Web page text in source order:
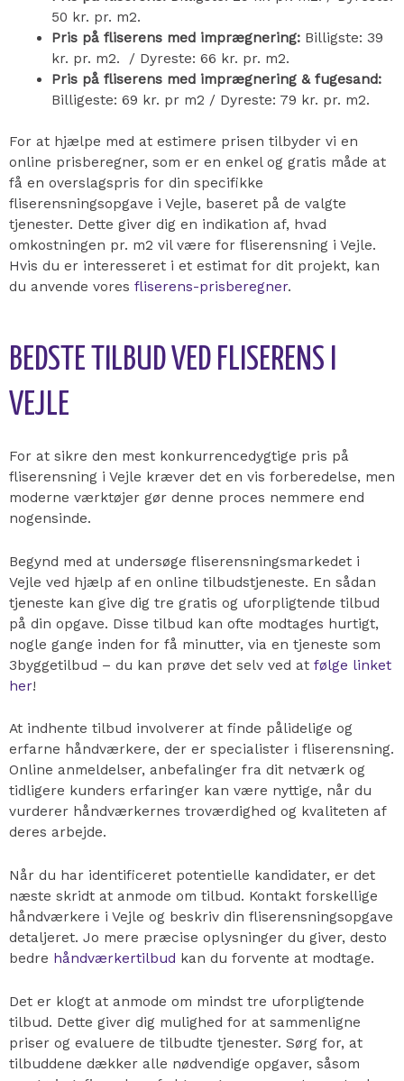
50 kr. pr. m2.
Pris på fliserens med imprægnering: Billigste: 39
kr. pr. m2. / Dyreste: 66 kr. pr. m2.
Pris på fliserens med imprægnering & fugesand:
Billigeste: 69 kr. pr m2 / Dyreste: 79 kr. pr. m2.
For at hjælpe med at estimere prisen tilbyder vi en
online prisberegner, som er en enkel og gratis måde at
få en overslagspris for din specifikke
fliserensningsopgave i Vejle, baseret på de valgte
tjenester. Dette giver dig en indikation af, hvad
omkostningen pr. m2 vil være for fliserensning i Vejle.
Hvis du er interesseret i et estimat for dit projekt, kan
du anvende vores fliserens-prisberegner.
BEDSTE TILBUD VED FLISERENS I
VEJLE
For at sikre den mest konkurrencedygtige pris på
fliserensning i Vejle kræver det en vis forberedelse, men
moderne værktøjer gør denne proces nemmere end
nogensinde.
Begynd med at undersøge fliserensningsmarkedet i
Vejle ved hjælp af en online tilbudstjeneste. En sådan
tjeneste kan give dig tre gratis og uforpligtende tilbud
på din opgave. Disse tilbud kan ofte modtages hurtigt,
nogle gange inden for få minutter, via en tjeneste som
3byggetilbud – du kan prøve det selv ved at følge linket
her!
At indhente tilbud involverer at finde pålidelige og
erfarne håndværkere, der er specialister i fliserensning.
Online anmeldelser, anbefalinger fra dit netværk og
tidligere kunders erfaringer kan være nyttige, når du
vurderer håndværkernes troværdighed og kvaliteten af
deres arbejde.
Når du har identificeret potentielle kandidater, er det
næste skridt at anmode om tilbud. Kontakt forskellige
håndværkere i Vejle og beskriv din fliserensningsopgave
detaljeret. Jo mere præcise oplysninger du giver, desto
bedre håndværkertilbud kan du forvente at modtage.
Det er klogt at anmode om mindst tre uforpligtende
tilbud. Dette giver dig mulighed for at sammenligne
priser og evaluere de tilbudte tjenester. Sørg for, at
tilbuddene dækker alle nødvendige opgaver, såsom